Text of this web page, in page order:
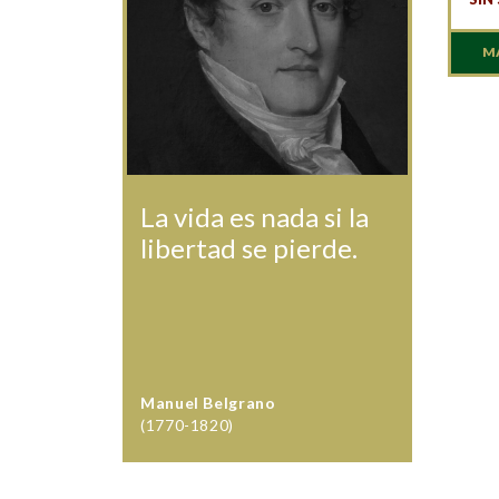
La vida es nada si la
libertad se pierde.
Manuel Belgrano
(1770-1820)